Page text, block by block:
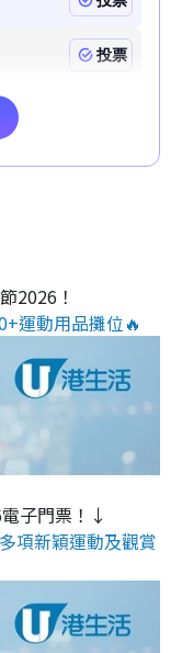
2026！
運動用品攤位🔥
子門票！↓
項新穎運動及觀賞